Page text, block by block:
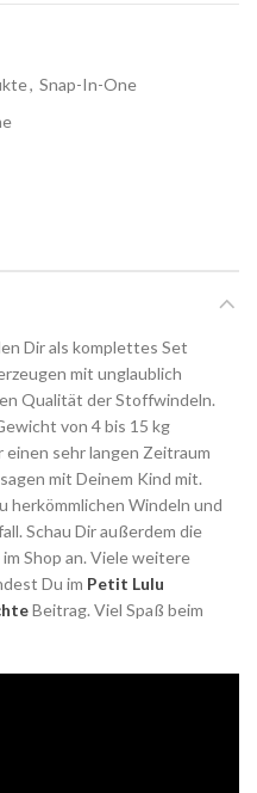
, Snap-In-One
Dir als komplettes Set
mit unglaublich
Qualität der Stoffwindeln.
von 4 bis 15 kg
sehr langen Zeitraum
mit Deinem Kind mit.
herkömmlichen Windeln und
Schau Dir außerdem die
Shop an. Viele weitere
Du im Petit Lulu
Beitrag. Viel Spaß beim